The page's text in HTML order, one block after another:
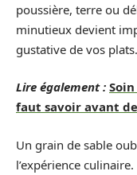
poussière, terre ou
minutieux devient
gustative de vos plats.
Lire également :
faut savoir avant
Un grain de sable
l’expérience